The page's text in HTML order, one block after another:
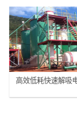
高效低耗快速解吸